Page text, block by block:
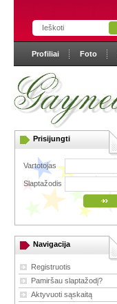
Profiliai Foto
Prisijungti
Vartotojas
Slaptažodis
Navigacija
Registruotis
Pamiršau slaptažodį?
Aktyvuoti sąskaitą